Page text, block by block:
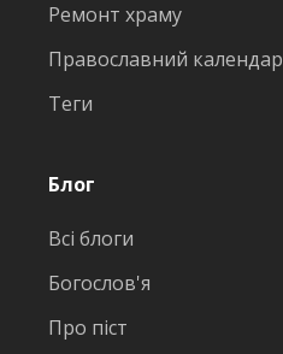
Ремонт храму
Православний календар
Теги
Блог
Всі блоги
Богослов'я
Про піст